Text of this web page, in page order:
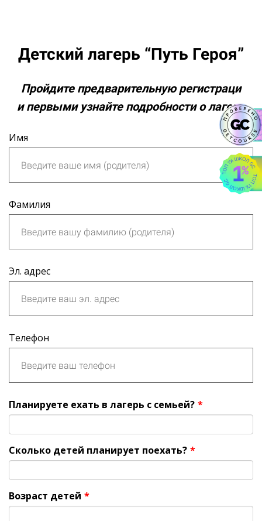
Детский лагерь “Путь Героя”
Пройдите предварительную регистраци
и первыми узнайте подробности о лагере
Имя
Фамилия
Эл. адрес
Телефон
Планируете ехать в лагерь с семьей? *
Сколько детей планирует поехать? *
Возраст детей *